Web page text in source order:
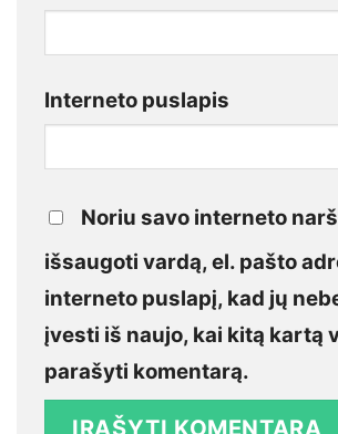
Interneto puslapis
Noriu savo interneto
išsaugoti vardą, el. pašto
interneto puslapį, kad jų
įvesti iš naujo, kai kitą kartą
parašyti komentarą.